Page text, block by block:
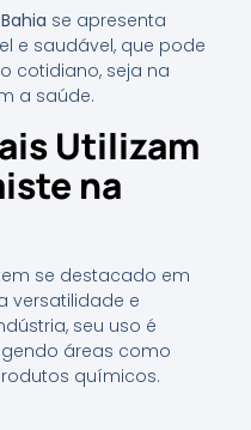
se apresenta
e saudável, que pode
cotidiano, seja na
a saúde.
Utilizam
na
se destacado em
versatilidade e
seu uso é
áreas como
químicos.